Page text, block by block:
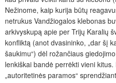
Nežinome, kaip kurija būtų
netrukus Vandžiogalos klebonas
arkivyskupą apie per Trijų Karalių
konfliktą (anot dvasininko, „dar šį
šaukimu“) dėl rožančiaus
lenkiškai bandė perrėkti vieni
„autoritetinės paramos“